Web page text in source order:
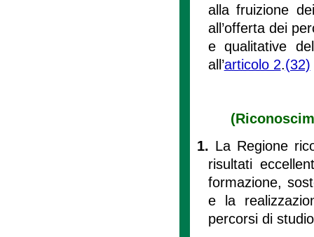
alla fruizione
all’offerta dei
e qualitative
all’articolo 2.(32)
1. La Regione
risultati
formazione,
e la
percorsi di